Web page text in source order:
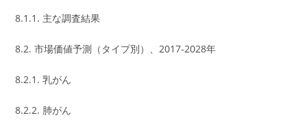
8.1.1. 主な調査結果
8.2. 市場価値予測（タイプ別）、2017-2028年
8.2.1. 乳がん
8.2.2. 肺がん